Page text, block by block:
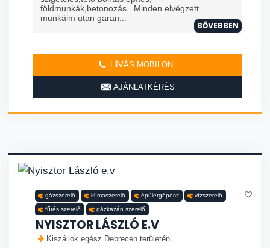
földmunkák,betonozás. .Minden elvégzett
munkáim utan garan...
BŐVEBBEN
HÍVÁS MOBILON
AJÁNLATKÉRÉS
gázszerelő klímaszerelő épületgépész vízszerelő
fűtés szerelő gázkazán szerelő
NYISZTOR LÁSZLÓ E.V
Kiszállok egész Debrecen területén